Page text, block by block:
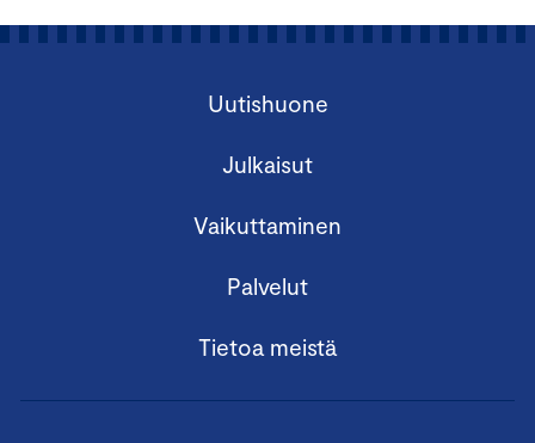
Uutishuone
Julkaisut
Vaikuttaminen
Palvelut
Tietoa meistä